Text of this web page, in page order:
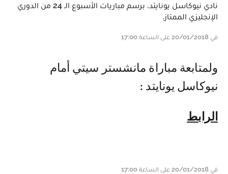
نادي نيوكاسل يونايتد، برسم مباريات الأسبوع الـ 24 من الدوري
الإنجليزي الممتاز.
في 20/01/2018 على الساعة 17:00
ولمتابعة مباراة مانشستر سيتي أمام
نيوكاسل يونايتد :
الرابط
في 20/01/2018 على الساعة 17:00